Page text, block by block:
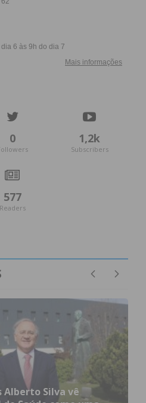
por e-mail e
0 1,2k
Subscribers
577
Readers
Alberto Silva vê